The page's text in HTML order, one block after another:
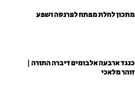
מתכון לחלת מפתח לפרנסה ושפע
כנגד ארבעה אלבומים דיברה התורה |
זוהר מלאכי